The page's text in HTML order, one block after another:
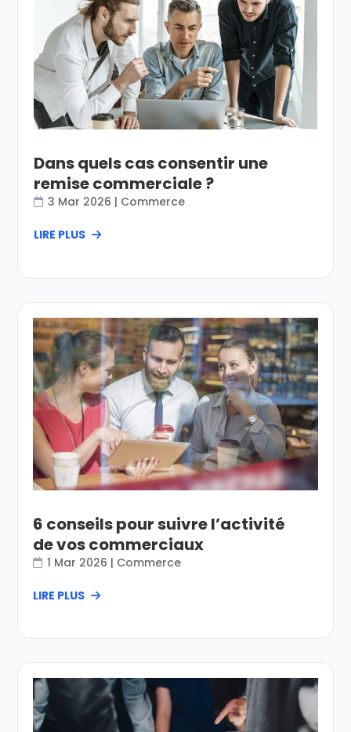
Dans quels cas consentir une
remise commerciale ?
3 Mar 2026 | Commerce
LIRE PLUS
6 conseils pour suivre l’activité
de vos commerciaux
1 Mar 2026 | Commerce
LIRE PLUS